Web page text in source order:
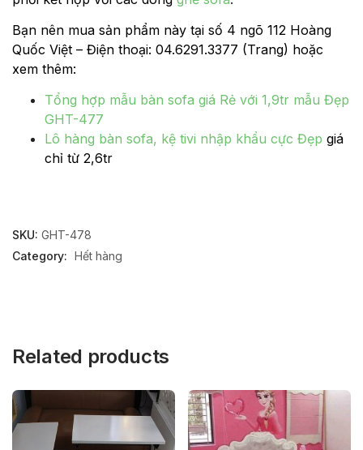
Bạn nên mua sản phẩm này tại số 4 ngõ 112 Hoàng
Quốc Việt – Điện thoại: 04.6291.3377 (Trang) hoặc
xem thêm:
Tổng hợp mẫu bàn sofa giá Rẻ với 1,9tr mẫu Đẹp
GHT-477
Lô hàng bàn sofa, kệ tivi nhập khẩu cực Đẹp giá
chỉ từ 2,6tr
SKU: GHT-478
Category: Hết hàng
Related products